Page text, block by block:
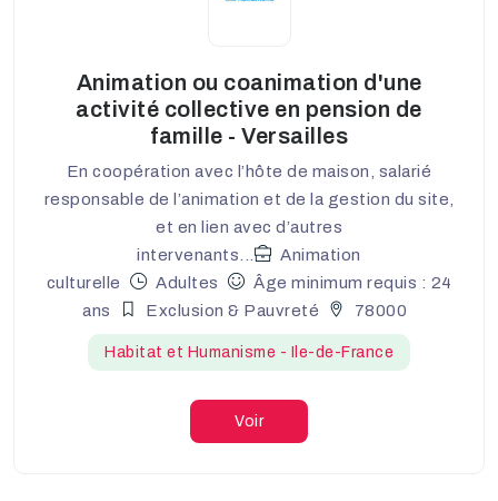
Animation ou coanimation d'une
activité collective en pension de
famille - Versailles
En coopération avec l’hôte de maison, salarié
responsable de l’animation et de la gestion du site,
et en lien avec d’autres
intervenants...
Animation
culturelle
Adultes
Âge minimum requis : 24
ans
Exclusion & Pauvreté 78000
Habitat et Humanisme - Ile-de-France
Voir